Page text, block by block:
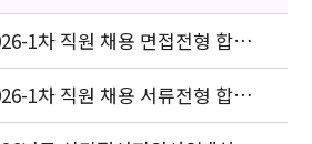
부)
1차 직원 채용 면접전형 합격
표 및 적격심사 안내
1차 직원 채용 서류전형 합격
표 및 면접전형 안내